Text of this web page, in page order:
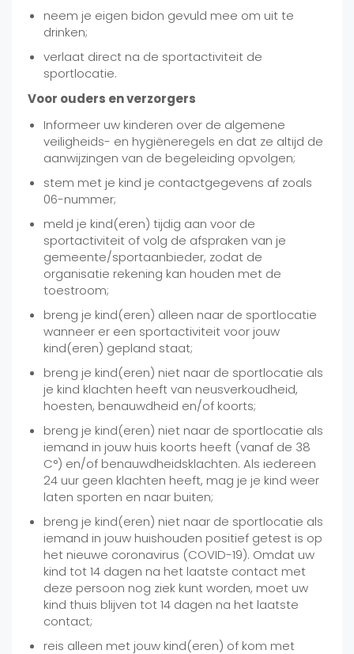
neem je eigen bidon gevuld mee om uit te
drinken;
verlaat direct na de sportactiviteit de
sportlocatie.
Voor ouders en verzorgers
Informeer uw kinderen over de algemene
veiligheids- en hygiëneregels en dat ze altijd de
aanwijzingen van de begeleiding opvolgen;
stem met je kind je contactgegevens af zoals
06-nummer;
meld je kind(eren) tijdig aan voor de
sportactiviteit of volg de afspraken van je
gemeente/sportaanbieder, zodat de
organisatie rekening kan houden met de
toestroom;
breng je kind(eren) alleen naar de sportlocatie
wanneer er een sportactiviteit voor jouw
kind(eren) gepland staat;
breng je kind(eren) niet naar de sportlocatie als
je kind klachten heeft van neusverkoudheid,
hoesten, benauwdheid en/of koorts;
breng je kind(eren) niet naar de sportlocatie als
iemand in jouw huis koorts heeft (vanaf de 38
C°) en/of benauwdheidsklachten. Als iedereen
24 uur geen klachten heeft, mag je je kind weer
laten sporten en naar buiten;
breng je kind(eren) niet naar de sportlocatie als
iemand in jouw huishouden positief getest is op
het nieuwe coronavirus (COVID-19). Omdat uw
kind tot 14 dagen na het laatste contact met
deze persoon nog ziek kunt worden, moet uw
kind thuis blijven tot 14 dagen na het laatste
contact;
reis alleen met jouw kind(eren) of kom met